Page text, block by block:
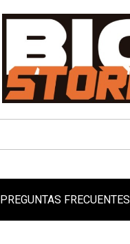
PREGUNTAS FRECUENTES